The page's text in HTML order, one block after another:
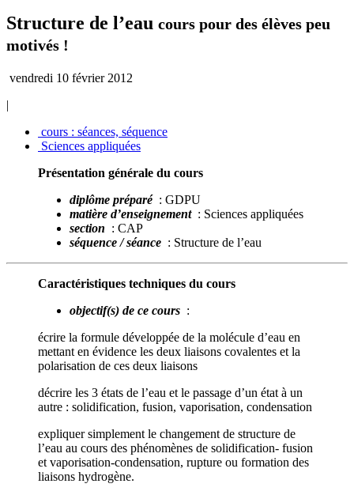
Structure de l’eau cours pour des élèves peu
motivés !
vendredi 10 février 2012
|
cours : séances, séquence
Sciences appliquées
Présentation générale du cours
diplôme préparé : GDPU
matière d’enseignement : Sciences appliquées
section : CAP
séquence / séance : Structure de l’eau
Caractéristiques techniques du cours
objectif(s) de ce cours :
écrire la formule développée de la molécule d’eau en
mettant en évidence les deux liaisons covalentes et la
polarisation de ces deux liaisons
décrire les 3 états de l’eau et le passage d’un état à un
autre : solidification, fusion, vaporisation, condensation
expliquer simplement le changement de structure de
l’eau au cours des phénomènes de solidification- fusion
et vaporisation-condensation, rupture ou formation des
liaisons hydrogène.